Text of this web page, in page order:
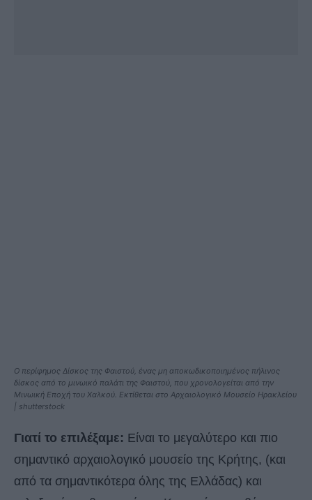
Ο περίφημος Δίσκος της Φαιστού, ένας μη αποκωδικοποιημένος πήλινος
δίσκος από το μινωικό παλάτι της Φαιστού, που χρονολογείται από την
Μινωική Εποχή του Χαλκού. Εκτίθεται στο Αρχαιολογικό Μουσείο Ηρακλείου
| shutterstock
Γιατί το επιλέξαμε: Είναι το μεγαλύτερο και πιο
σημαντικό αρχαιολογικό μουσείο της Κρήτης, (και
από τα σημαντικότερα όλης της Ελλάδας) και